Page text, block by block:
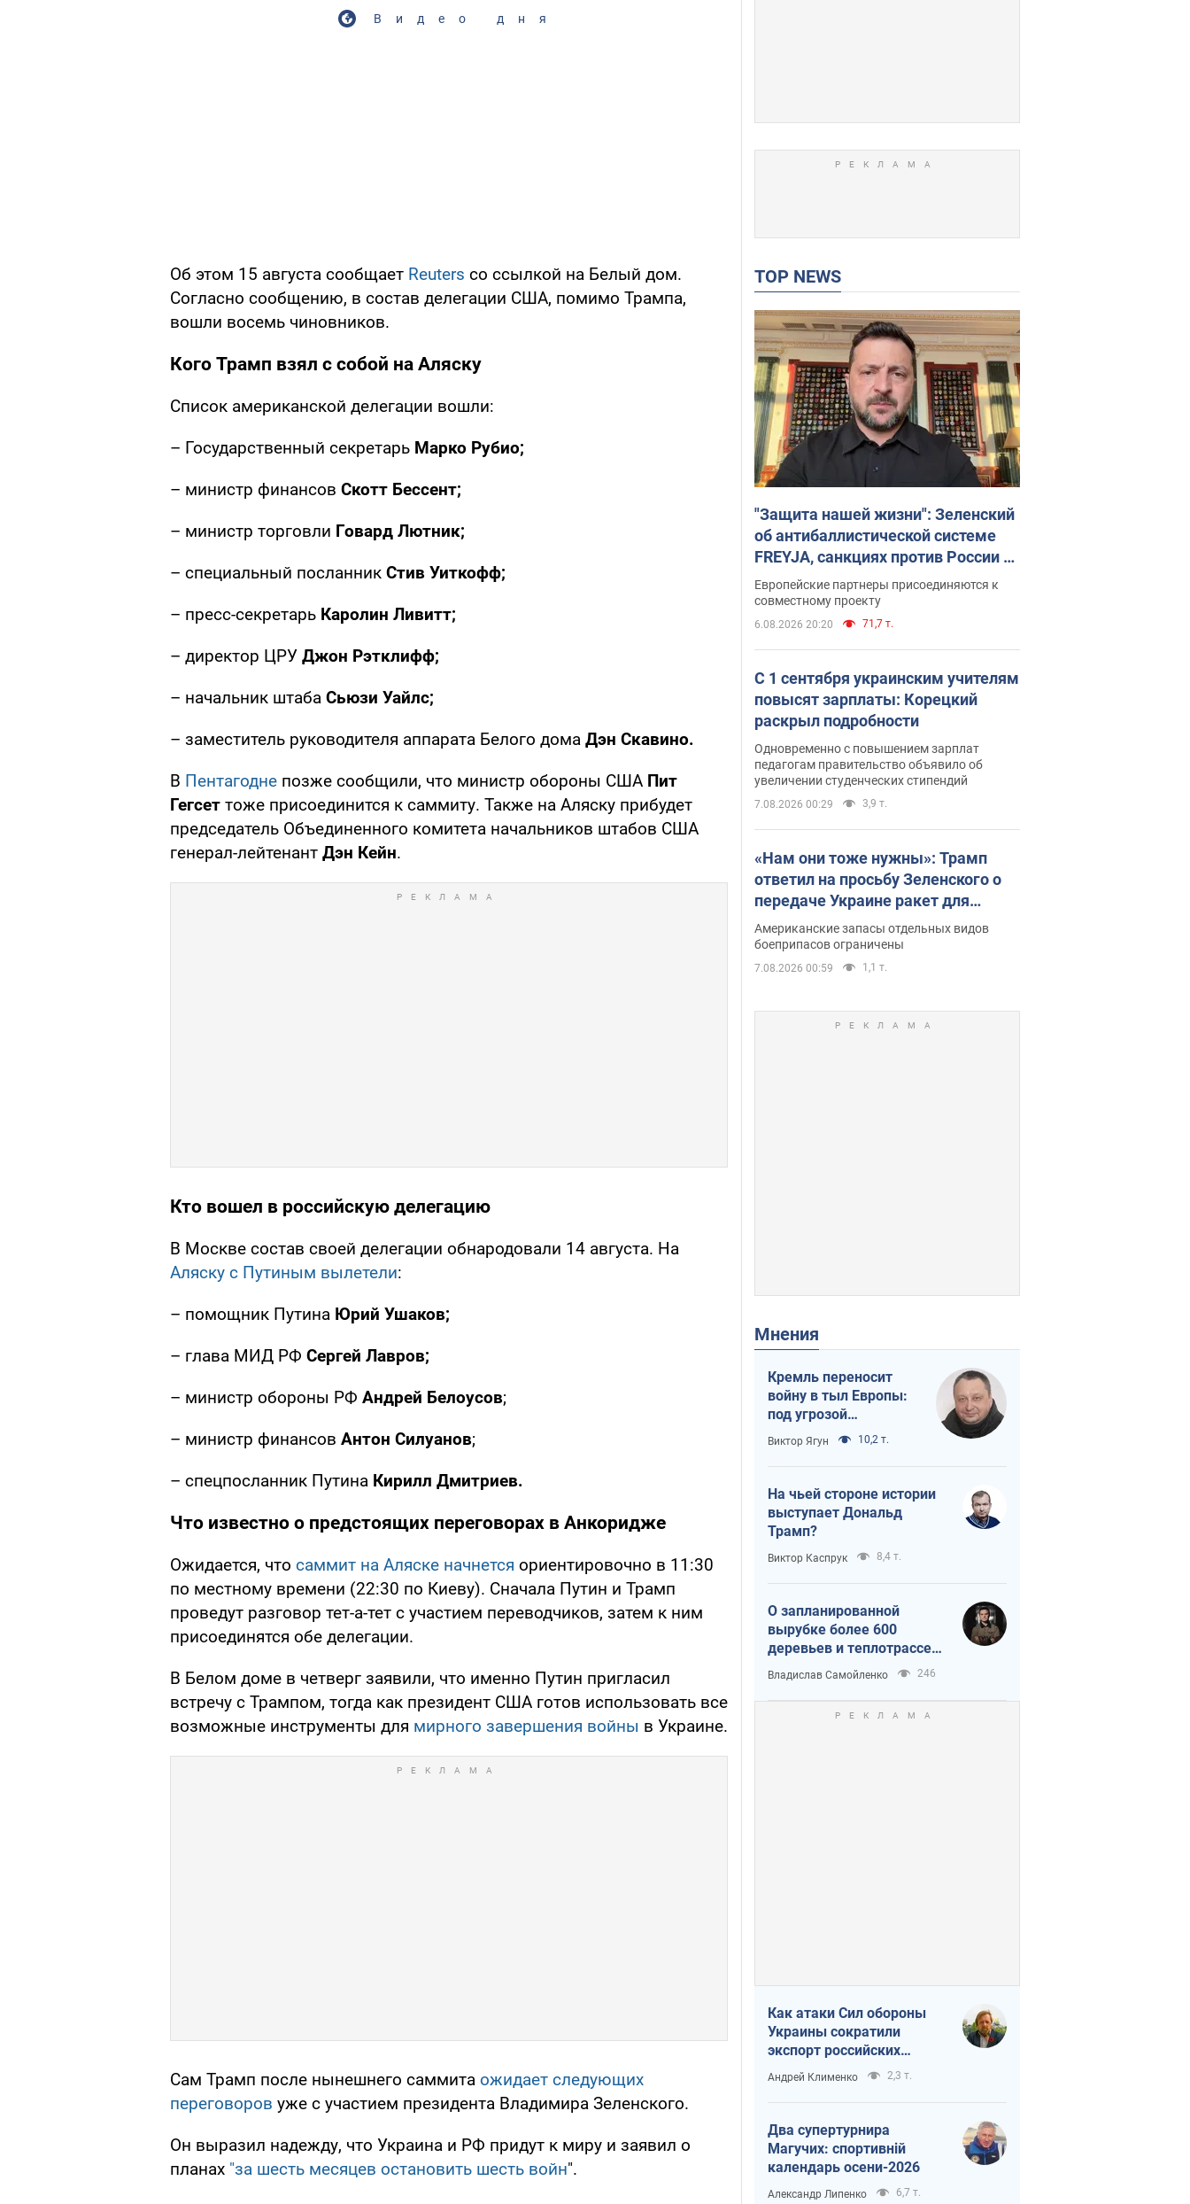
Видео дня
Об этом 15 августа сообщает Reuters со ссылкой на Белый дом.
Согласно сообщению, в состав делегации США, помимо Трампа,
вошли восемь чиновников.
Кого Трамп взял с собой на Аляску
Список американской делегации вошли:
– Государственный секретарь Марко Рубио;
– министр финансов Скотт Бессент;
– министр торговли Говард Лютник;
– специальный посланник Стив Уиткофф;
– пресс-секретарь Каролин Ливитт;
– директор ЦРУ Джон Рэтклифф;
– начальник штаба Сьюзи Уайлс;
– заместитель руководителя аппарата Белого дома Дэн Скавино.
В Пентагодне позже сообщили, что министр обороны США Пит
Гегсет тоже присоединится к саммиту. Также на Аляску прибудет
председатель Объединенного комитета начальников штабов США
генерал-лейтенант Дэн Кейн.
Кто вошел в российскую делегацию
В Москве состав своей делегации обнародовали 14 августа. На
Аляску с Путиным вылетели:
– помощник Путина Юрий Ушаков;
– глава МИД РФ Сергей Лавров;
– министр обороны РФ Андрей Белоусов;
– министр финансов Антон Силуанов;
– спецпосланник Путина Кирилл Дмитриев.
Что известно о предстоящих переговорах в Анкоридже
Ожидается, что саммит на Аляске начнется ориентировочно в 11:30
по местному времени (22:30 по Киеву). Сначала Путин и Трамп
проведут разговор тет-а-тет с участием переводчиков, затем к ним
присоединятся обе делегации.
В Белом доме в четверг заявили, что именно Путин пригласил
встречу с Трампом, тогда как президент США готов использовать все
возможные инструменты для мирного завершения войны в Украине.
Сам Трамп после нынешнего саммита ожидает следующих
переговоров уже с участием президента Владимира Зеленского.
Он выразил надежду, что Украина и РФ придут к миру и заявил о
планах "за шесть месяцев остановить шесть войн".
TOP NEWS
"Защита нашей жизни": Зеленский
об антибаллистической системе
FREYJA, санкциях против России и
поддержке аграриев. Видео
Европейские партнеры присоединяются к
совместному проекту
6.08.2026 20:20 71,7 т.
С 1 сентября украинским учителям
повысят зарплаты: Корецкий
раскрыл подробности
Одновременно с повышением зарплат
педагогам правительство объявило об
увеличении студенческих стипендий
7.08.2026 00:29 3,9 т.
«Нам они тоже нужны»: Трамп
ответил на просьбу Зеленского о
передаче Украине ракет для
Patriot
Американские запасы отдельных видов
боеприпасов ограничены
7.08.2026 00:59 1,1 т.
Мнения
Кремль переносит
войну в тыл Европы:
под угрозой
критическая
логистика
Виктор Ягун 10,2 т.
На чьей стороне истории
выступает Дональд
Трамп?
Виктор Каспрук 8,4 т.
О запланированной
вырубке более 600
деревьев и теплотрассе:
что происходит на
Теремках в Киеве
Владислав Самойленко 246
Как атаки Сил обороны
Украины сократили
экспорт российских
нефтепродуктов
Андрей Клименко 2,3 т.
Два супертурнира
Магучих: спортивній
календарь осени-2026
Александр Липенко 6,7 т.